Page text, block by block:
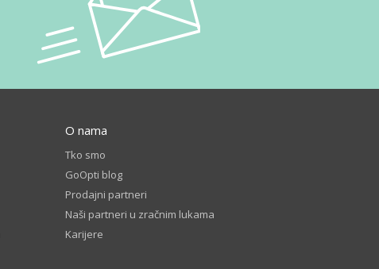
O nama
Tko smo
GoOpti blog
Prodajni partneri
Naši partneri u zračnim lukama
Karijere